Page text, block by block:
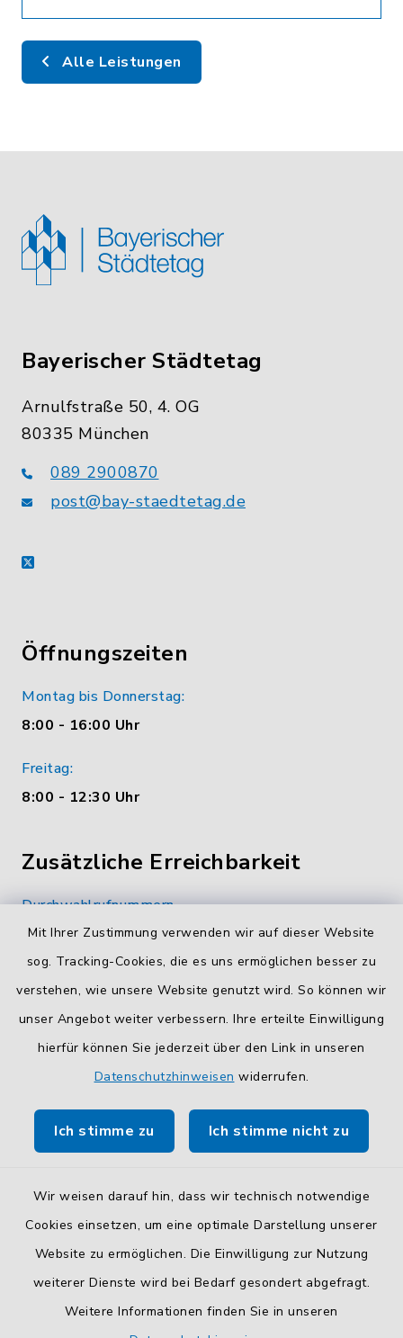
Mit Ihrer Zustimmung verwenden wir auf dieser Website
sog. Tracking-Cookies, die es uns ermöglichen besser zu
verstehen, wie unsere Website genutzt wird. So können wir
unser Angebot weiter verbessern. Ihre erteilte Einwilligung
hierfür können Sie jederzeit über den Link in unseren
Datenschutzhinweisen widerrufen.
Ich stimme zu Ich stimme nicht zu
Wir weisen darauf hin, dass wir technisch notwendige
Cookies einsetzen, um eine optimale Darstellung unserer
Website zu ermöglichen. Die Einwilligung zur Nutzung
weiterer Dienste wird bei Bedarf gesondert abgefragt.
Weitere Informationen finden Sie in unseren
Alle Leistungen
Bayerischer Städtetag
Arnulfstraße 50, 4. OG
80335 München
089 2900870
post@bay-staedtetag.de
X
Öffnungszeiten
Montag bis Donnerstag:
8:00 - 16:00 Uhr
Freitag:
8:00 - 12:30 Uhr
Zusätzliche Erreichbarkeit
Durchwahlrufnummern
Die Durchwahlrufnummern unserer Mitarbeiterinnen
und Mitarbeiter finden Siehier.
Kontaktformular
SicheresKontaktformularmit BayernID verwenden.
Route planen
So finden Sie uns.
Barrierefreiheit